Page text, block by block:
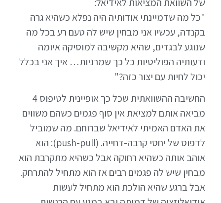
"כל מה שדמיינתי אודותיה היה נפלא כשהיא גרה
בקנדה, עכשיו אני מבחין שיש לה טעם רע בכל מה
שנוגע לבגדים, שהיא מקשיבה למוסיקה איומה
ודעותיה הפוליטיות כל כך שמרניות… איך אני בכלל
יכול לחיות עם יצור כזה?"
החשיבה ההשוואתית שכל כך אופיינית לטיפוס 4
מביאה אותם למציאת אין סוף פגמים כשהם משווים
את האדם האמיתי לאידיאל שברוחם. מה שמוביל
לדפוס של יחסי קרבה-דחייה. (push-pull): הוא
אוהב אותה כשהיא רחוקה אבל כשהיא מתקרבת הוא
מבחין שיש לה פגמים רבים אז הוא מתחיל להתרחק.
אבל ברגע שהיא הולכת הוא מתחיל לעשות